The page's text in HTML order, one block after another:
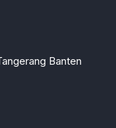
Banten